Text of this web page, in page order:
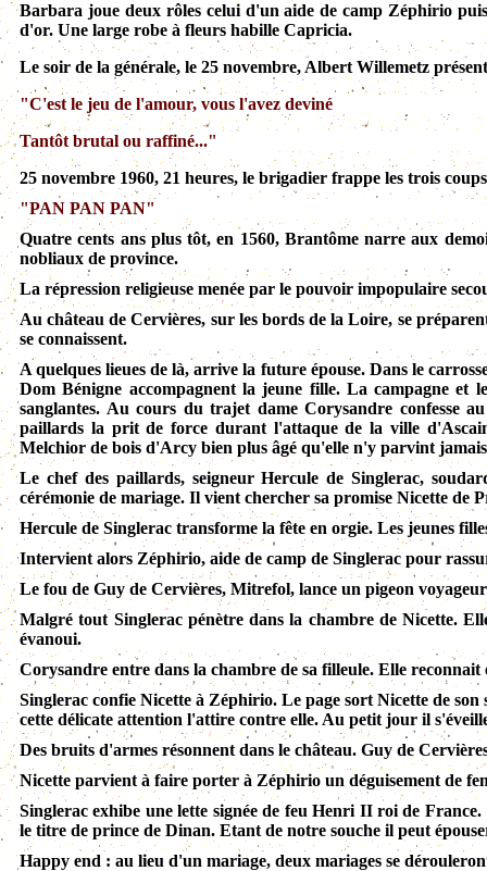
Barbara joue deux rôles celui d'un aide de camp Zéphirio
d'or. Une large robe à fleurs habille Capricia.
Le soir de la générale, le 25 novembre, Albert Willemetz
"C'est le jeu de l'amour, vous l'avez deviné
Tantôt brutal ou raffiné..."
25 novembre 1960, 21 heures, le brigadier frappe les trois
"PAN PAN PAN"
Quatre cents ans plus tôt, en 1560, Brantôme narre aux
nobliaux de province.
La répression religieuse menée par le pouvoir impopulaire
Au château de Cervières, sur les bords de la Loire, se
se connaissent.
A quelques lieues de là, arrive la future épouse. Dans le
Dom Bénigne accompagnent la jeune fille. La campagne et
sanglantes. Au cours du trajet dame Corysandre confesse
paillards la prit de force durant l'attaque de la ville
Melchior de bois d'Arcy bien plus âgé qu'elle n'y parvint
Le chef des paillards, seigneur Hercule de Singlerac,
cérémonie de mariage. Il vient chercher sa promise Nicette
Hercule de Singlerac transforme la fête en orgie. Les jeunes
Intervient alors Zéphirio, aide de camp de Singlerac pour
Le fou de Guy de Cervières, Mitrefol, lance un pigeon
Malgré tout Singlerac pénètre dans la chambre de Nicette.
évanoui.
Corysandre entre dans la chambre de sa filleule. Elle
Singlerac confie Nicette à Zéphirio. Le page sort Nicette de
cette délicate attention l'attire contre elle. Au petit jour il
Des bruits d'armes résonnent dans le château. Guy de
Nicette parvient à faire porter à Zéphirio un déguisement de
Singlerac exhibe une lette signée de feu Henri II roi de France.
le titre de prince de Dinan. Etant de notre souche il peut
Happy end : au lieu d'un mariage, deux mariages se